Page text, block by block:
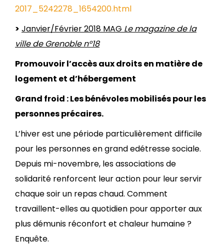
2017_5242278_1654200.html
> Janvier/Février 2018 MAG Le magazine de la
ville de Grenoble n°18
Promouvoir l’accès aux droits en matière de
logement et d’hébergement
Grand froid : Les bénévoles mobilisés pour les
personnes précaires.
L’hiver est une période particulièrement difficile
pour les personnes en grand edétresse sociale.
Depuis mi-novembre, les associations de
solidarité renforcent leur action pour leur servir
chaque soir un repas chaud. Comment
travaillent-elles au quotidien pour apporter aux
plus démunis réconfort et chaleur humaine ?
Enquête.